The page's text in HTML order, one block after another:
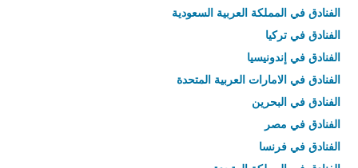
الفنادق في المملكة العربية السعودية
الفنادق في تركيا
الفنادق في إندونيسيا
الفنادق في الامارات العربية المتحدة
الفنادق في البحرين
الفنادق في مصر
الفنادق في فرنسا